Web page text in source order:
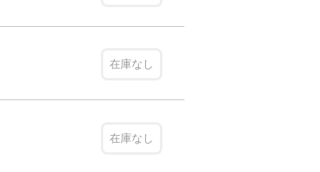
在庫なし
在庫なし